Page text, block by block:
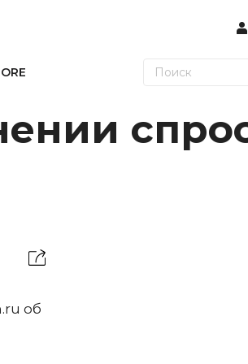
об